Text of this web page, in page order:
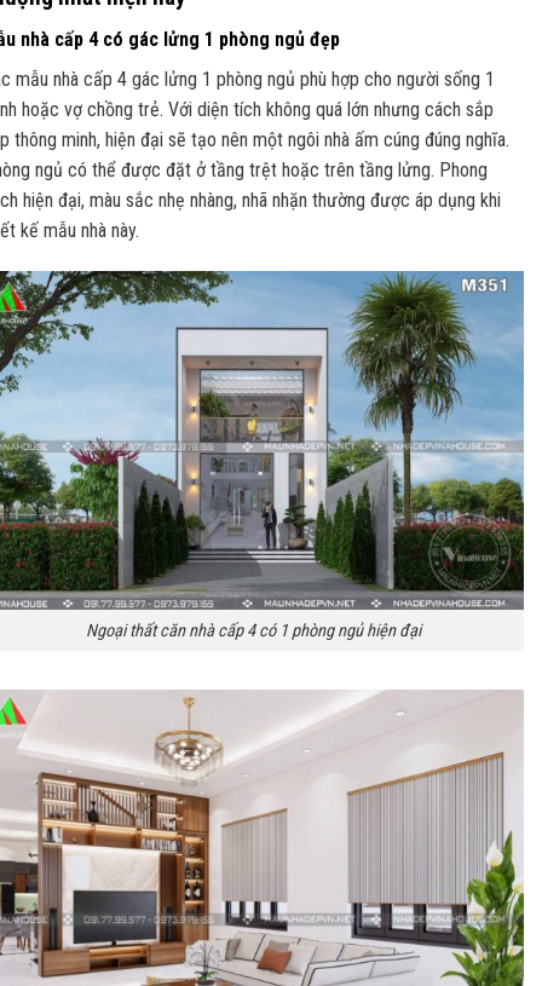
nhà cấp 4 có gác lửng 1 phòng ngủ đẹp
mẫu nhà cấp 4 gác lửng 1 phòng ngủ phù hợp cho người sống 1
hoặc vợ chồng trẻ. Với diện tích không quá lớn nhưng cách sắp
thông minh, hiện đại sẽ tạo nên một ngôi nhà ấm cúng đúng nghĩa.
ngủ có thể được đặt ở tầng trệt hoặc trên tầng lửng. Phong
hiện đại, màu sắc nhẹ nhàng, nhã nhặn thường được áp dụng khi
kế mẫu nhà này.
Ngoại thất căn nhà cấp 4 có 1 phòng ngủ hiện đại